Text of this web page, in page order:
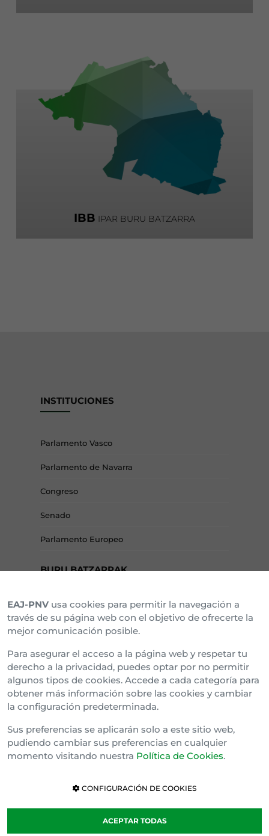
IBB IPAR BURU BATZARRA
INSTITUCIONES
Parlamento Vasco
Parlamento de Navarra
Congreso
Senado
Parlamento Europeo
BURU BATZARRAK
Araba Buru Batzar
Bizkai Buru Batzar
Gipuzko Buru Batzar
Ipar Buru Batzar
Napar Buru Batzar
EAJ-PNV usa cookies para permitir la navegación a
través de su página web con el objetivo de ofrecerte la
mejor comunicación posible.
Para asegurar el acceso a la página web y respetar tu
derecho a la privacidad, puedes optar por no permitir
algunos tipos de cookies. Accede a cada categoría para
obtener más información sobre las cookies y cambiar
la configuración predeterminada.
Sus preferencias se aplicarán solo a este sitio web,
pudiendo cambiar sus preferencias en cualquier
momento visitando nuestra Política de Cookies.
CONFIGURACIÓN DE COOKIES
ACEPTAR TODAS